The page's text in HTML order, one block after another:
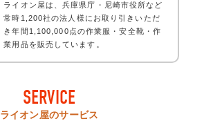
ライオン屋は、兵庫県庁・尼崎市役所など
常時1,200社の法人様にお取り引きいただ
き年間1,100,000点の作業服・安全靴・作
業用品を販売しています。
SERVICE
ライオン屋のサービス